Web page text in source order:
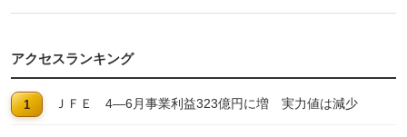
アクセスランキング
ＪＦＥ 4―6月事業利益323億円に増 実力値は減少